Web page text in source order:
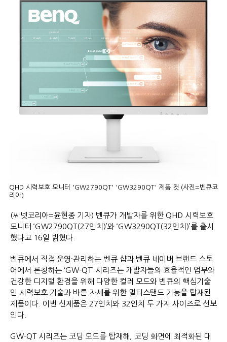
QHD 시력보호 모니터 'GW2790QT' 'GW3290QT' 제품 컷 (사진=벤큐코
리아)
(씨넷코리아=윤현종 기자) 벤큐가 개발자를 위한 QHD 시력보호
모니터 ‘GW2790QT(27인치)’와 ‘GW3290QT(32인치)’를 출시
했다고 16일 밝혔다.
벤큐에서 직접 운영·관리하는 벤큐 샵과 벤큐 네이버 브랜드 스토
어에서 론칭하는 ‘GW-QT’ 시리즈는 개발자들의 효율적인 업무와
건강한 디지털 환경을 위해 다양한 컬러 모드와 벤큐의 핵심기술
인 시력보호 기술과 바른 자세를 위한 멀티스탠드 기능을 탑재된
제품이다. 이번 신제품은 27인치와 32인치 두 가지 사이즈로 선보
인다.
GW-QT 시리즈는 코딩 모드를 탑재해, 코딩 화면에 최적화된 대